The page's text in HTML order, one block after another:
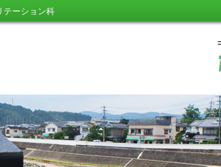
テーション科